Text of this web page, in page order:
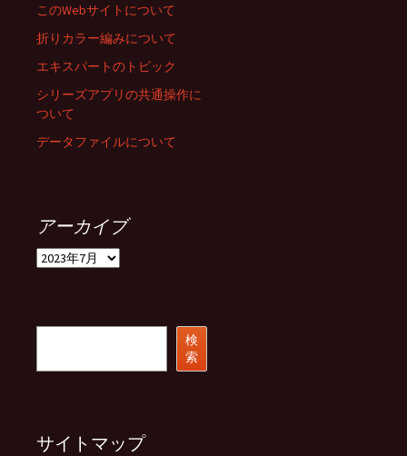
このWebサイトについて
折りカラー編みについて
エキスパートのトピック
シリーズアプリの共通操作に
ついて
データファイルについて
アーカイブ
ア
ブ
検
索
サイトマップ